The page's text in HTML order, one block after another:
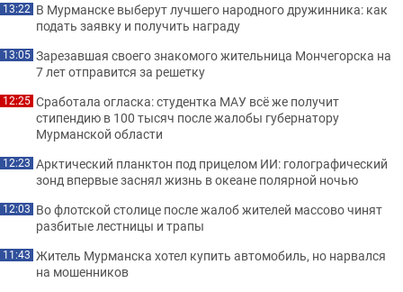
13:22 В Мурманске выберут лучшего народного дружинника: как
подать заявку и получить награду
13:05 Зарезавшая своего знакомого жительница Мончегорска на
7 лет отправится за решетку
12:25 Сработала огласка: студентка МАУ всё же получит
стипендию в 100 тысяч после жалобы губернатору
Мурманской области
12:23 Арктический планктон под прицелом ИИ: голографический
зонд впервые заснял жизнь в океане полярной ночью
12:03 Во флотской столице после жалоб жителей массово чинят
разбитые лестницы и трапы
11:43 Житель Мурманска хотел купить автомобиль, но нарвался
на мошенников